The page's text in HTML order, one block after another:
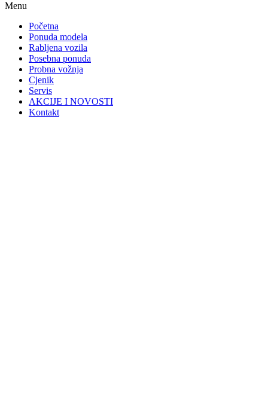
Menu
Početna
Ponuda modela
Rabljena vozila
Posebna ponuda
Probna vožnja
Cjenik
Servis
AKCIJE I NOVOSTI
Kontakt